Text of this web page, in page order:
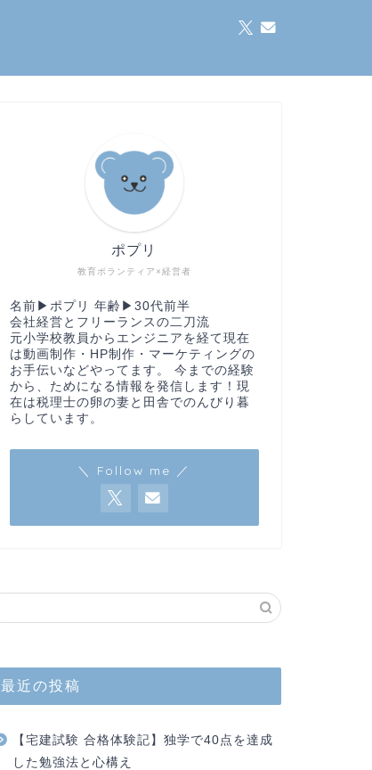
教育ボランティア×経営者
ポプリ
名前▶︎ポプリ 年齢▶︎30代前半
会社経営とフリーランスの二刀流
元小学校教員からエンジニアを経て現在
は動画制作・HP制作・マーケティングの
お手伝いなどやってます。 今までの経験
から、ためになる情報を発信します！現
在は税理士の卵の妻と田舎でのんびり暮
らしています。
＼ Follow me ／
最近の投稿
【宅建試験 合格体験記】独学で40点を達成
した勉強法と心構え